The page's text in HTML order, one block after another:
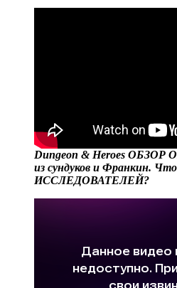
Dungeon & Heroes
из сундуков и Франкин.
ИССЛЕДОВАТЕЛЕЙ?